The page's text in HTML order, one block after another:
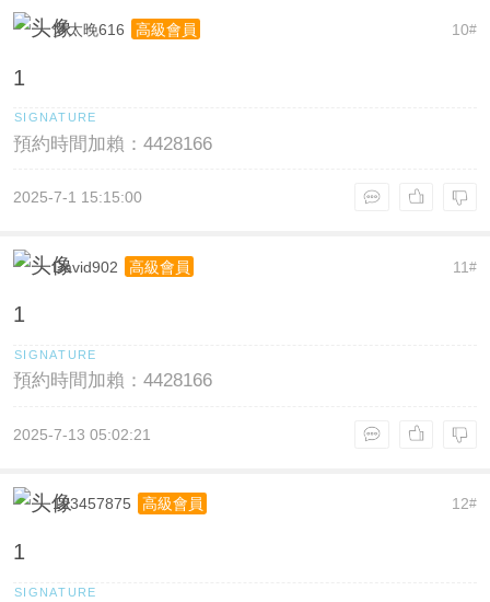
10#
梦太晚616 高級會員
1
預約時間加賴：4428166
2025-7-1 15:15:00
11#
David902 高級會員
1
預約時間加賴：4428166
2025-7-13 05:02:21
12#
123457875 高級會員
1